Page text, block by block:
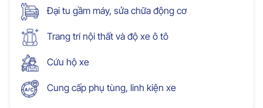
Đại tu gầm máy, sửa chữa động cơ
Trang trí nội thất và độ xe ô tô
Cứu hộ xe
Cung cấp phụ tùng, linh kiện xe